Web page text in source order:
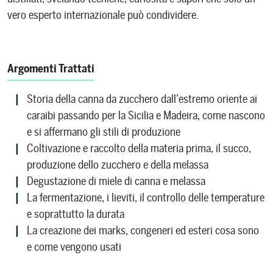
vero esperto internazionale può condividere.
Argomenti Trattati
Storia della canna da zucchero dall’estremo oriente ai
caraibi passando per la Sicilia e Madeira, come nascono
e si affermano gli stili di produzione
Coltivazione e raccolto della materia prima, il succo,
produzione dello zucchero e della melassa
Degustazione di miele di canna e melassa
La fermentazione, i lieviti, il controllo delle temperature
e soprattutto la durata
La creazione dei marks, congeneri ed esteri cosa sono
e come vengono usati